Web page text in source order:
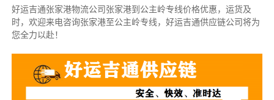
好运吉通张家港物流公司张家港到公主岭专线价格优惠，运货及
时，欢迎来电咨询张家港至公主岭专线，好运吉通供应链公司将为
您全力以赴！